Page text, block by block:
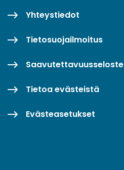
Yhteystiedot
Tietosuojailmoitus
Saavutettavuusseloste
Tietoa evästeistä
Evästeasetukset